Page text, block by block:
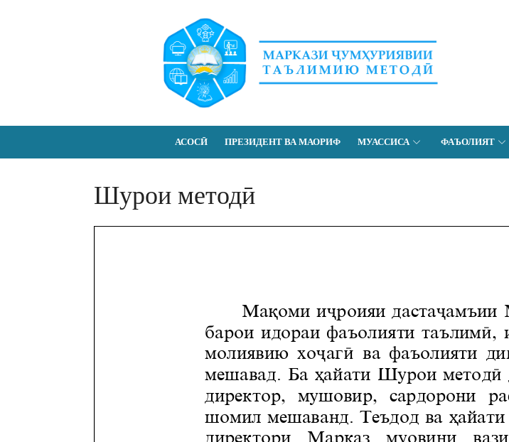
АСОСӢ ПРЕЗИДЕНТ ВА МАОРИФ МУАССИСА ФАЪОЛИЯТ
Шурои методӣ